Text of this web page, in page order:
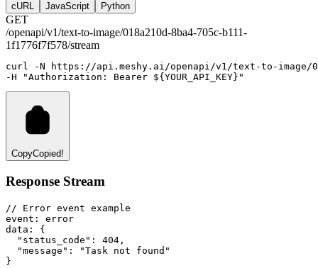
cURL JavaScript Python
GET
/openapi/v1/text-to-image/018a210d-8ba4-705c-b111-
1f1776f7f578/stream
curl -N
https://api.meshy.ai/openapi/v1/text-to-image/
-H
"Authorization: Bearer ${YOUR_API_KEY}"
CopyCopied!
Response Stream
// Error event example
event: error
data: {
  "status_code": 404,
  "message": "Task not found"
}